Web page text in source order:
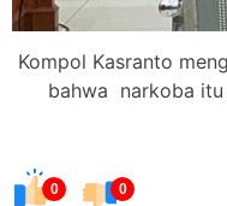
Kompol Kasranto
bahwa narkoba itu
0 0